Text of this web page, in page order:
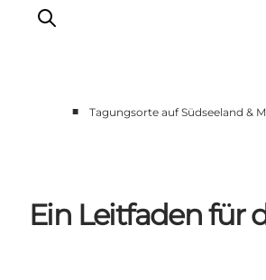
Kleine Tagungs- und
Große
■ Tagungsorte auf Südseeland &
Ein Leitfaden für